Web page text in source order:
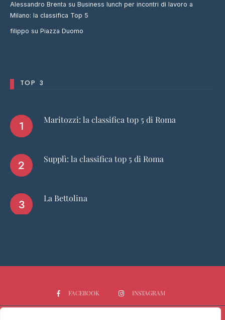
Alessandro Brenta su Business lunch per incontri di lavoro a
Milano: la classifica Top 5
filippo su Piazza Duomo
TOP 3
Maritozzi: la classifica top 5 di Roma
Supplì: la classifica top 5 di Roma
La Bettolina
FACEBOOK INSTAGRAM